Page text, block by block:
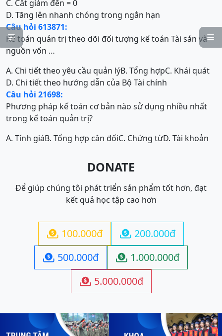


C. Cắt giảm đến = 0
D. Tăng lên nhanh chóng trong ngắn hạn
Câu hỏi 613871:
Kế toán quản trị theo dõi đối tượng kế toán Tài sản và
nguồn vốn …
A. Chi tiết theo yêu cầu quản lýB. Tổng hợpC. Khái quát
D. Chi tiết theo hướng dẫn của Bộ Tài chính
Câu hỏi 21698:
Phương pháp kế toán cơ bản nào sử dụng nhiều nhất
trong kế toán quản trị?
A. Tính giáB. Tổng hợp cân đốiC. Chứng từD. Tài khoản
DONATE
Để giúp chúng tôi phát triển sản phẩm tốt hơn, đạt
kết quả học tập cao hơn
 100.000đ  200.000đ
 500.000đ  1.000.000đ
 5.000.000đ